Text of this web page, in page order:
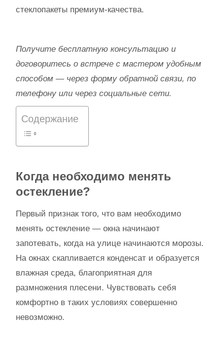
стеклопакеты премиум-качества.
Получите бесплатную консультацию и
договоритесь о встрече с мастером удобным
способом — через форму обратной связи, по
телефону или через социальные сети.
Содержание
Когда необходимо менять
остекление?
Первый признак того, что вам необходимо
менять остекление — окна начинают
запотевать, когда на улице начинаются морозы.
На окнах скапливается конденсат и образуется
влажная среда, благоприятная для
размножения плесени. Чувствовать себя
комфортно в таких условиях совершенно
невозможно.